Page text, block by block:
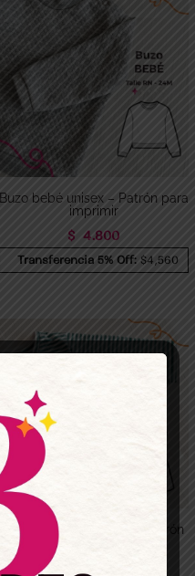
Buzo bebé unisex – Patrón para
imprimir
$ 4.800
Transferencia 5% Off: $4,560
Remera clásica bebé – Patrón
para imprimir